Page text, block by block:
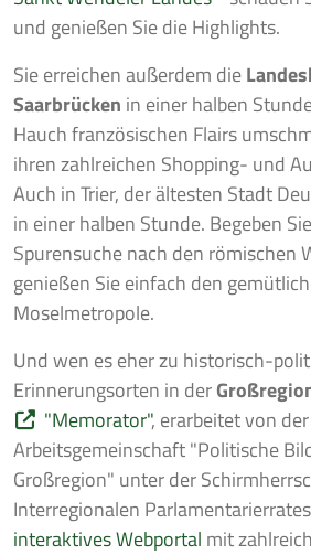
und genießen Sie die Highlights.
Sie erreichen außerdem die
Saarbrücken in einer halben
Hauch französischen Flairs
ihren zahlreichen Shopping- und
Auch in Trier, der ältesten Stadt
in einer halben Stunde. Begeben
Spurensuche nach den römischen
genießen Sie einfach den
Moselmetropole.
Und wen es eher zu historisch-
Erinnerungsorten in der
"Memorator", erarbeitet von der
Arbeitsgemeinschaft "Politische
Großregion" unter der
Interregionalen
interaktives Webportal mit